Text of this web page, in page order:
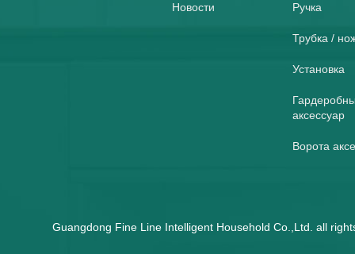
Новости Ручка
Трубка /
Установка
аксессуар
Ворота
Guangdong Fine Line Intelligent Household Co.,Ltd. all